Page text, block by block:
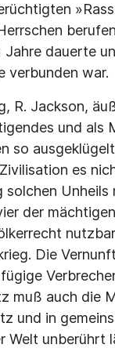
dauerte
verbunden war.
R. Jackson,
und als
so
es
solchen
der
Die
muß auch die
und in
Welt unberührt